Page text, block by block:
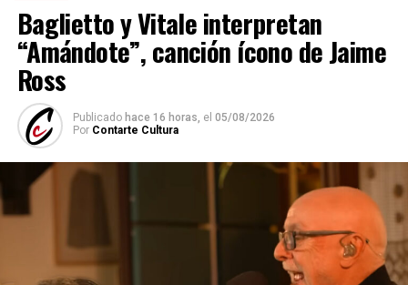
Baglietto y Vitale interpretan
“Amándote”, canción ícono de Jaime
Ross
Publicado hace 16 horas, el 05/08/2026
Por Contarte Cultura